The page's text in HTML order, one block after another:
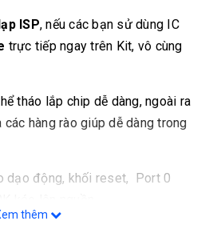
ISP, nếu các bạn sử dùng IC
trực tiếp ngay trên Kit, vô cùng
tháo lắp chip dễ dàng, ngoài ra
hàng rào giúp dễ dàng trong
dạo động, khối reset, Port 0
thêm